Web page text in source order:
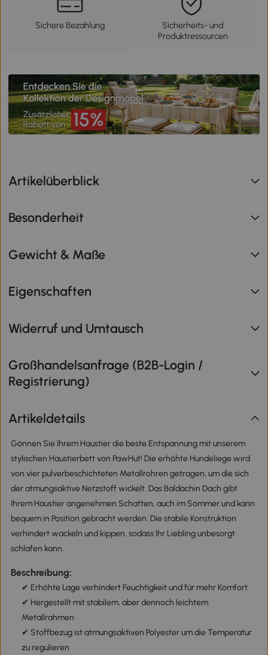
Sichere Bezahlung
Sicherheits- und
Produktressourcen
Artikelüberblick
Besonderheit
Gewicht & Maße
Eigenschaften
Widerruf und Umtausch
Großhandelsanfrage (B2B-Login /
Registrierung)
Artikeldetails
Gönnen Sie Ihrem Haustier die beste Entspannung mit unserem
stylischen Haustierbett von PawHut! Die erhöhte Hundeliege wird
von vier pulverbeschichteten Metallrohren getragen, um die sich
der atmungsaktive Netzstoff wickelt. Das Baldachin Dach gibt
Ihrem Haustier angenehmen Schatten, auch im Sommer und kann
bequem in Position gebracht werden. Die stabile Konstruktion
verhindert wackeln und kippen, sodass Ihr Liebling unbesorgt
schlafen kann.
Beschreibung:
✔ Erhöhte Lage verhindert Feuchtigkeit und für mehr Komfort
✔ Hergestellt mit stabilem, aber dennoch leichtem
Metallrahmen
✔ Stoffbezug ist atmungsaktiven Polyester um die Temperatur
zu regulieren